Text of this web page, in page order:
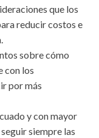
que los
reducir costos e
sobre cómo
con los
por más
y con mayor
siempre las